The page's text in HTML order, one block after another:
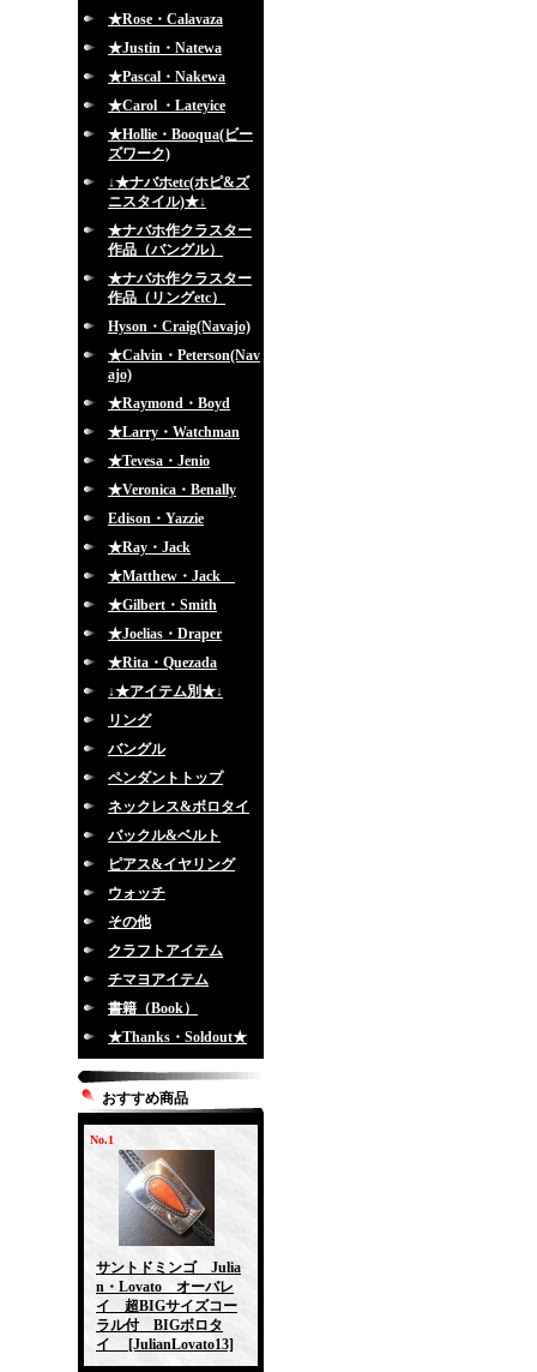
★Rose・Calavaza
★Justin・Natewa
★Pascal・Nakewa
★Carol ・Lateyice
★Hollie・Booqua(ビー
ズワーク)
↓★ナバホetc(ホピ&ズ
ニスタイル)★↓
★ナバホ作クラスター
作品（バングル）
★ナバホ作クラスター
作品（リングetc）
Hyson・Craig(Navajo)
★Calvin・Peterson(Nav
ajo)
★Raymond・Boyd
★Larry・Watchman
★Tevesa・Jenio
★Veronica・Benally
Edison・Yazzie
★Ray・Jack
★Matthew・Jack
★Gilbert・Smith
★Joelias・Draper
★Rita・Quezada
↓★アイテム別★↓
リング
バングル
ペンダントトップ
ネックレス&ボロタイ
バックル&ベルト
ピアス&イヤリング
ウォッチ
その他
クラフトアイテム
チマヨアイテム
書籍（Book）
★Thanks・Soldout★
おすすめ商品
No.1
サントドミンゴ Julia
n・Lovato オーバレ
イ 超BIGサイズコー
ラル付 BIGボロタ
イ
[JulianLovato13]